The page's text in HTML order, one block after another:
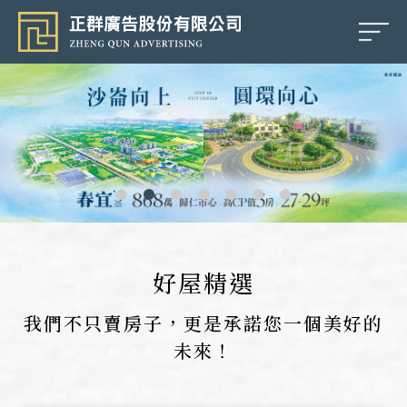
正
群
廣
告
好屋精選
我們不只賣房子，更是承諾您一個美好的
未來！